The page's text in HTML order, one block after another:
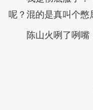
呢？混的是真叫个憋
陈山火咧了咧嘴